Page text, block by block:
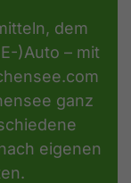
dem
)Auto – mit
ganz
eigenen